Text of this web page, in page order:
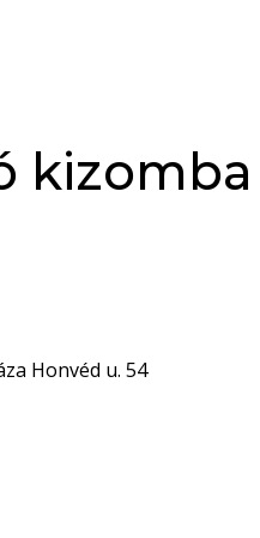
Honvéd u. 54